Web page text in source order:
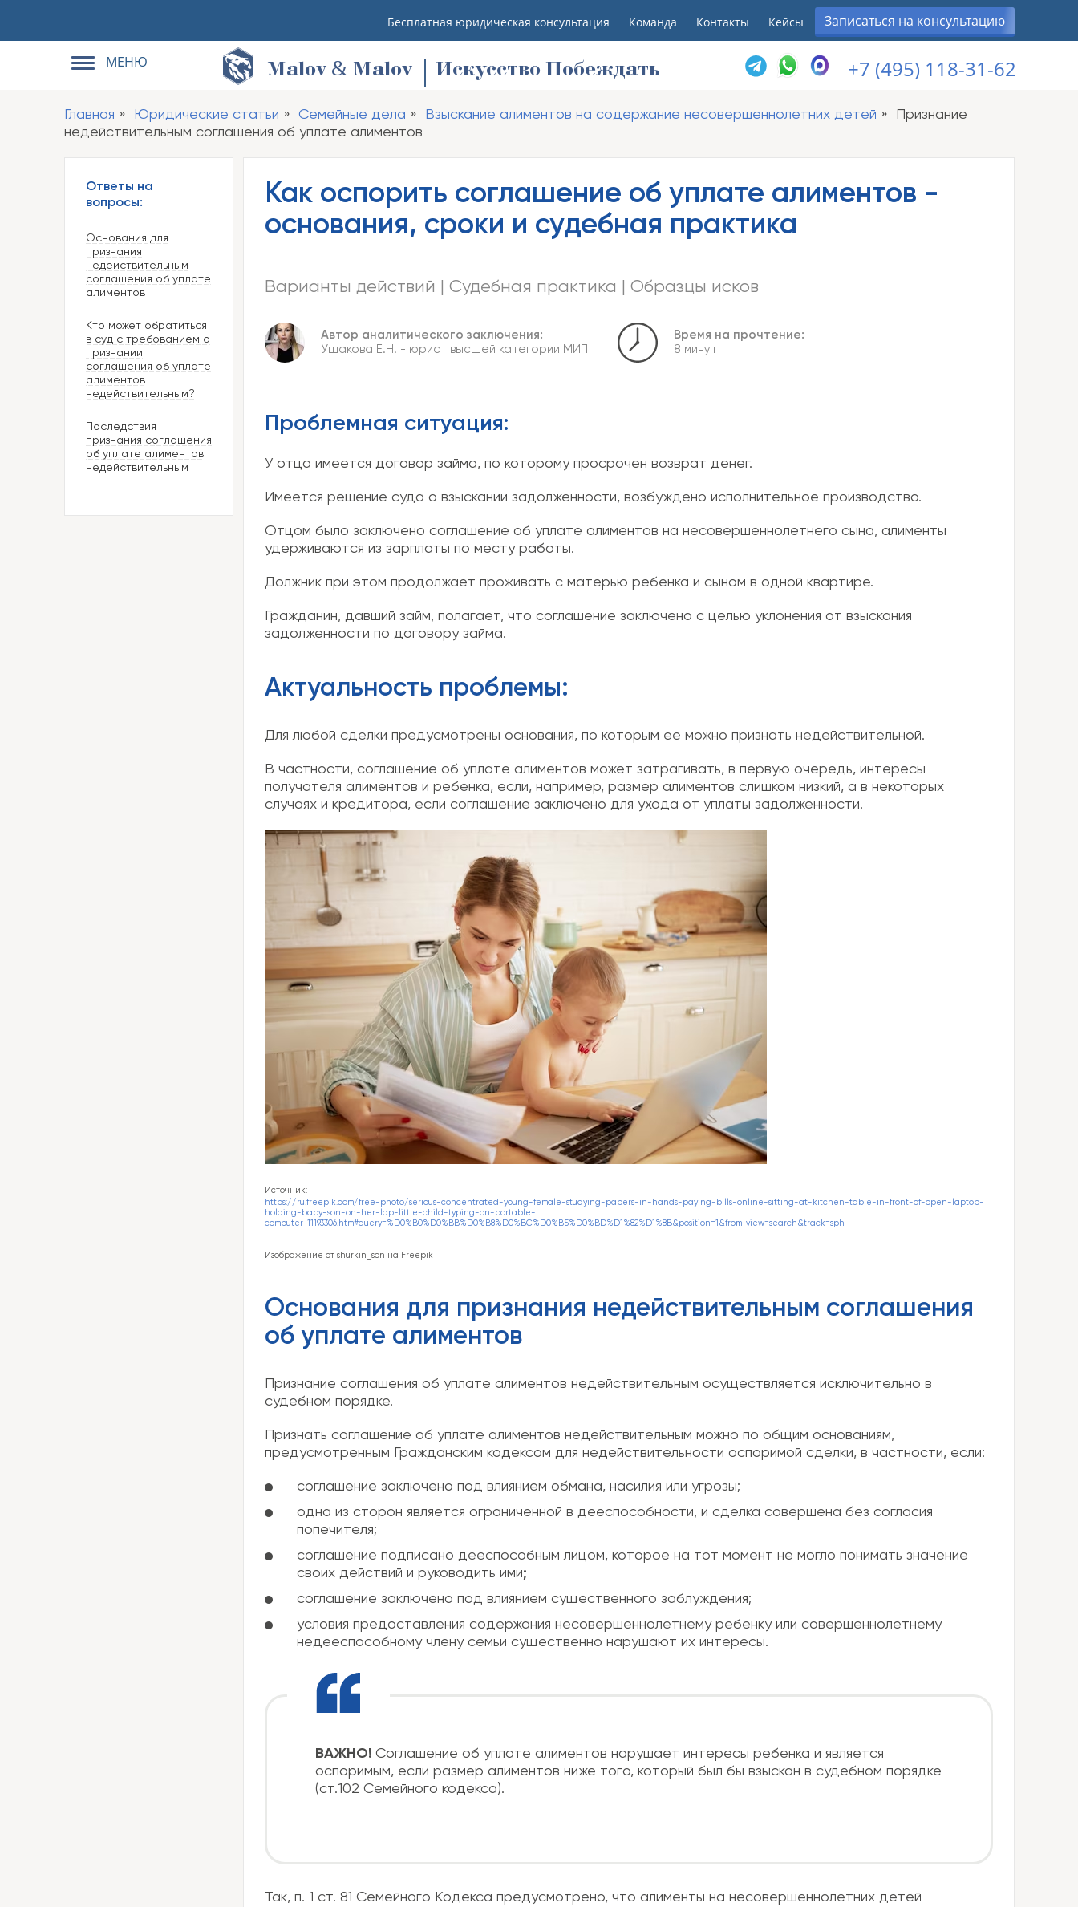
Бесплатная юридическая консультация Команда Контакты Кейсы Записаться на консультацию
МЕНЮ Malov & Malov Искусство Побеждать +7 (495) 118-31-62
Главная Юридические статьи Семейные дела Взыскание алиментов на содержание несовершеннолетних детей
Признание
недействительным соглашения об уплате алиментов
Ответы на
вопросы:
Основания для
признания
недействительным
соглашения об уплате
алиментов
Кто может обратиться
в суд с требованием о
признании
соглашения об уплате
алиментов
недействительным?
Последствия
признания соглашения
об уплате алиментов
недействительным
Как оспорить соглашение об уплате алиментов -
основания, сроки и судебная практика
Варианты действий | Судебная практика | Образцы исков
Автор аналитического заключения:
Ушакова Е.Н. - юрист высшей категории МИП
Время на прочтение:
8 минут
Проблемная ситуация:
У отца имеется договор займа, по которому просрочен возврат денег.
Имеется решение суда о взыскании задолженности, возбуждено исполнительное производство.
Отцом было заключено соглашение об уплате алиментов на несовершеннолетнего сына, алименты
удерживаются из зарплаты по месту работы.
Должник при этом продолжает проживать с матерью ребенка и сыном в одной квартире.
Гражданин, давший займ, полагает, что соглашение заключено с целью уклонения от взыскания
задолженности по договору займа.
Актуальность проблемы:
Для любой сделки предусмотрены основания, по которым ее можно признать недействительной.
В частности, соглашение об уплате алиментов может затрагивать, в первую очередь, интересы
получателя алиментов и ребенка, если, например, размер алиментов слишком низкий, а в некоторых
случаях и кредитора, если соглашение заключено для ухода от уплаты задолженности.
Источник:
https://ru.freepik.com/free-photo/serious-concentrated-young-female-studying-papers-in-hands-paying-bills-online-sitting-at-kitchen-table-in-front-of-open-laptop-
holding-baby-son-on-her-lap-little-child-typing-on-portable-
computer_11193306.htm#query=%D0%B0%D0%BB%D0%B8%D0%BC%D0%B5%D0%BD%D1%82%D1%8B&position=1&from_view=search&track=sph
Изображение от shurkin_son на Freepik
Основания для признания недействительным соглашения
об уплате алиментов
Признание соглашения об уплате алиментов недействительным осуществляется исключительно в
судебном порядке.
Признать соглашение об уплате алиментов недействительным можно по общим основаниям,
предусмотренным Гражданским кодексом для недействительности оспоримой сделки, в частности, если:
соглашение заключено под влиянием обмана, насилия или угрозы;
одна из сторон является ограниченной в дееспособности, и сделка совершена без согласия
попечителя;
соглашение подписано дееспособным лицом, которое на тот момент не могло понимать значение
своих действий и руководить ими;
соглашение заключено под влиянием существенного заблуждения;
условия предоставления содержания несовершеннолетнему ребенку или совершеннолетнему
недееспособному члену семьи существенно нарушают их интересы.
ВАЖНО!Соглашение об уплате алиментов нарушает интересы ребенка и является
оспоримым, если размер алиментов ниже того, который был бы взыскан в судебном порядке
(ст.102 Семейного кодекса).
Так, п. 1 ст. 81 Семейного Кодекса предусмотрено, что алименты на несовершеннолетних детей